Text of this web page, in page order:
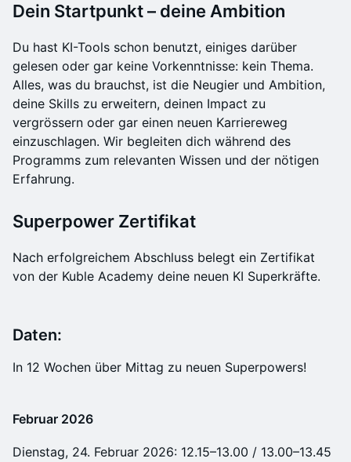
Dein Startpunkt – deine Ambition
Du hast KI-Tools schon benutzt, einiges darüber
gelesen oder gar keine Vorkenntnisse: kein Thema.
Alles, was du brauchst, ist die Neugier und Ambition,
deine Skills zu erweitern, deinen Impact zu
vergrössern oder gar einen neuen Karriereweg
einzuschlagen. Wir begleiten dich während des
Programms zum relevanten Wissen und der nötigen
Erfahrung.
Superpower Zertifikat
Nach erfolgreichem Abschluss belegt ein Zertifikat
von der Kuble Academy deine neuen KI Superkräfte.
Daten:
In 12 Wochen über Mittag zu neuen Superpowers!
Februar 2026
Dienstag, 24. Februar 2026: 12.15–13.00 / 13.00–13.45